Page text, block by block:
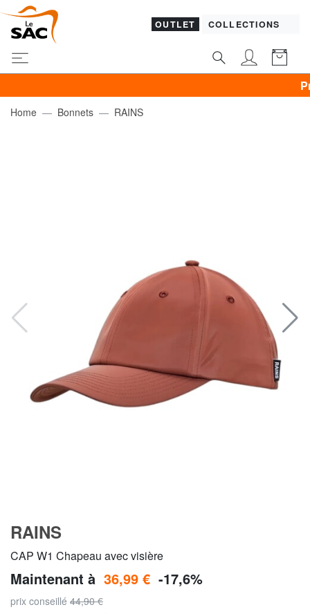
OUTLET COLLECTIONS
Promo
Home Bonnets RAINS
RAINS
CAP W1 Chapeau avec visière
Maintenant à 36,99 € -17,6%
prix conseillé 44,90 €